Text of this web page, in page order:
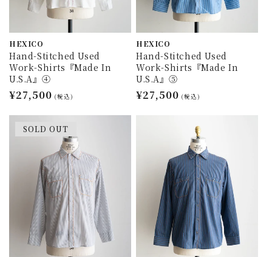
HEXICO
Hand-Stitched Used
Work-Shirts『Made In
U.S.A』④
通
格
¥27,500 (税込)
HEXICO
Hand-Stitched Used
Work-Shirts『Made In
U.S.A』⑤
通
¥27,500 (税込)
SOLD OUT